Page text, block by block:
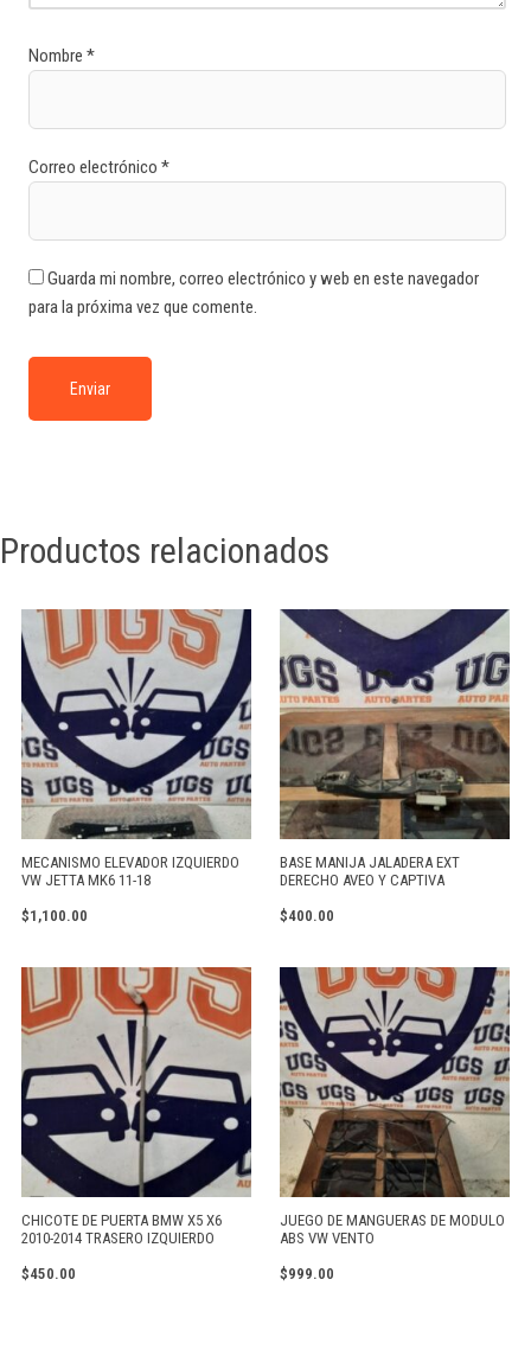
Nombre *
Correo electrónico *
Guarda mi nombre, correo electrónico y web en este navegador
para la próxima vez que comente.
Productos relacionados
MECANISMO ELEVADOR IZQUIERDO
VW JETTA MK6 11-18
$1,100.00
BASE MANIJA JALADERA EXT
DERECHO AVEO Y CAPTIVA
$400.00
CHICOTE DE PUERTA BMW X5 X6
2010-2014 TRASERO IZQUIERDO
$450.00
JUEGO DE MANGUERAS DE MODULO
ABS VW VENTO
$999.00